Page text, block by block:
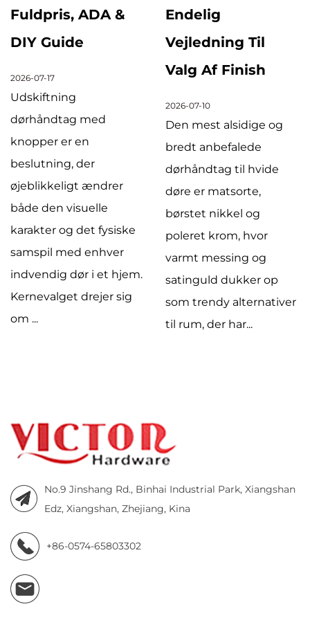
&
hjem.
sig
Endelig
Vejledning Til
Valg Af Finish
2026-07-10
Den mest alsidige og
bredt anbefalede
dørhåndtag til hvide
døre er matsorte,
børstet nikkel og
poleret krom, hvor
varmt messing og
satinguld dukker op
som trendy alternativer
2026-07-03
dørhåndtag er
kategoriseret i
knophåndtag,
trækhåndtag,
pulls,
og
smarte
hver især er
konstruere...
No.9 Jinshang Rd., Binhai Industrial Park, Xiangshan
Edz, Xiangshan, Zhejiang, Kina
+86-0574-65803302